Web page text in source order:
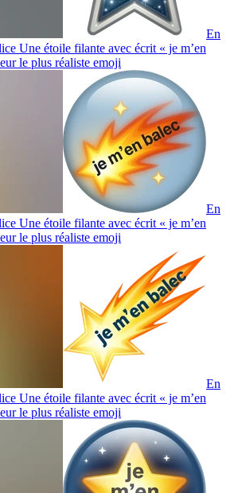
En
Une étoile filante avec écrit « je m’en
le plus réaliste emoji
En
Une étoile filante avec écrit « je m’en
le plus réaliste emoji
En
Une étoile filante avec écrit « je m’en
le plus réaliste emoji